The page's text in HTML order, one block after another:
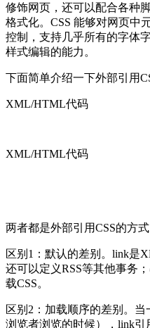
修饰网页，还可以配合各种
格式化。CSS 能够对网页中
控制，支持几乎所有的字体
样式编辑的能力。
下面简单介绍一下外部引用
XML/HTML代码
XML/HTML代码
两者都是外部引用CSS的方
区别1：默认的差别。link是
还可以定义RSS等其他事务
载CSS。
区别2：加载顺序的差别。
浏览者浏览的时候），link引